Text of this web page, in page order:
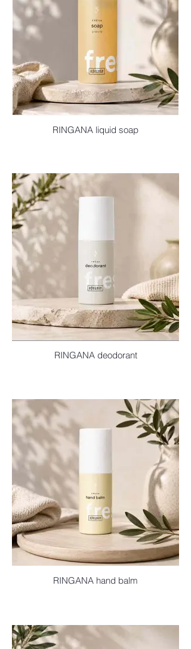
RINGANA liquid soap
RINGANA deodorant
RINGANA hand balm